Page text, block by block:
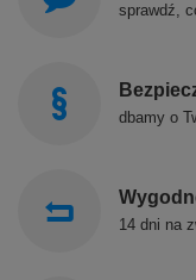
sprawdź,
dbamy o
14 dni na